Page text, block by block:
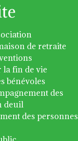
de retraite
fin de vie
bénévoles
des
deuil
des personnes